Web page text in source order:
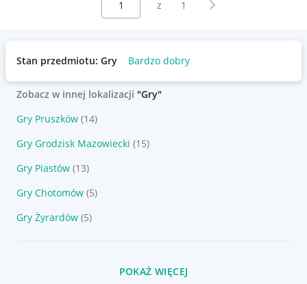
z 1
Stan przedmiotu: Gry Bardzo dobry
Zobacz w innej lokalizacji "Gry"
Gry Pruszków (14)
Gry Grodzisk Mazowiecki (15)
Gry Piastów (13)
Gry Chotomów (5)
Gry Żyrardów (5)
POKAŻ WIĘCEJ